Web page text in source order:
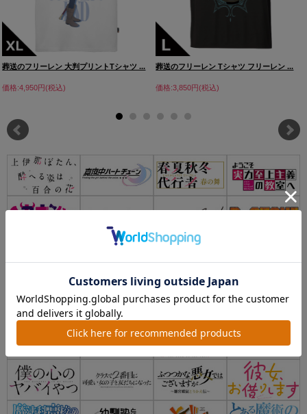
葬送のフリーレン 大判プリントTシャツ ...
価格:4,950円(税込)
葬送のフリーレン Tシャツ フリーレン ...
価格:3,850円(税込)